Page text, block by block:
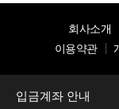
회사소개
이용약관
입금계좌 안내